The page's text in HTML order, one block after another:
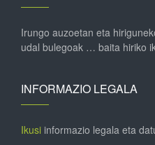
Irungo auzoetan eta
udal bulegoak … baita hiriko
INFORMAZIO LEGALA
Ikusi informazio legala eta